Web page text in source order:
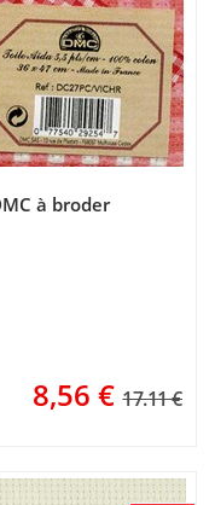
à broder
8,56 € 17.11 €